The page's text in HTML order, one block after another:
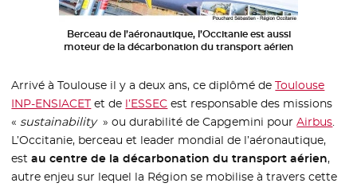
Berceau de l’aéronautique, l’Occitanie est aussi
moteur de la décarbonation du transport aérien
Arrivé à Toulouse il y a deux ans, ce diplômé deToulouse
INP-ENSIACET - Nouvelle fenêtre
et de l’ESSEC - Nouvelle fenêtre
est responsable des missions
«sustainability » ou durabilité de Capgemini pourAirbus-
.
L’Occitanie, berceau et leader mondial de l’aéronautique,
estau centre de la décarbonation du transport aérien,
autre enjeu sur lequel la Région se mobilise à travers cette